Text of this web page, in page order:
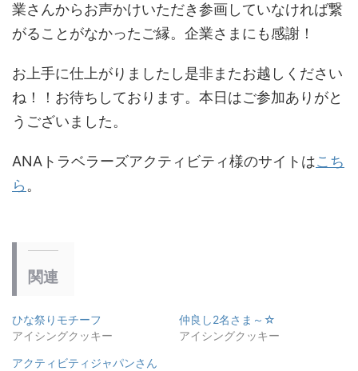
業さんからお声かけいただき参画していなければ繋
がることがなかったご縁。企業さまにも感謝！
お上手に仕上がりましたし是非またお越しください
ね！！お待ちしております。本日はご参加ありがと
うございました。
ANAトラベラーズアクティビティ様のサイトはこち
ら 。
関連
ひな祭りモチーフ
アイシングクッキー
仲良し2名さま～☆
アイシングクッキー
アクティビティジャパンさん